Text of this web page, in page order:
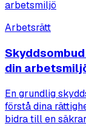
Arbetsrätt
din
En grundlig
förstå dina
bidra till en